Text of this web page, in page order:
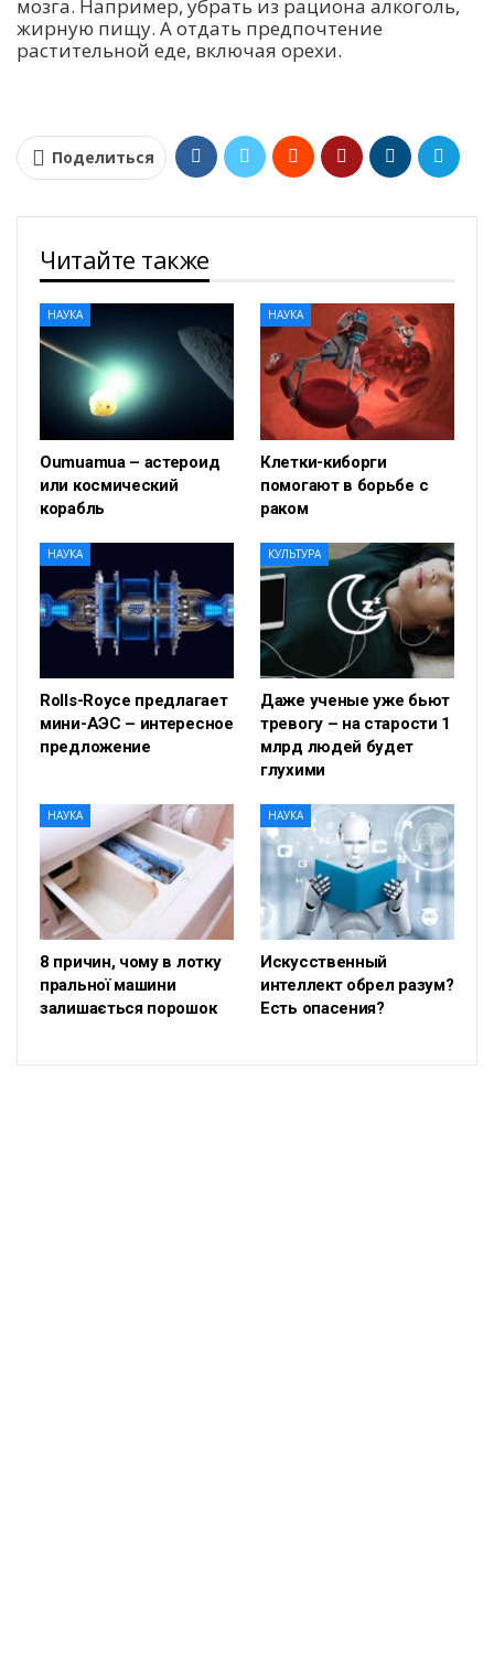
мозга. Например, убрать из рациона алкоголь,
жирную пищу. А отдать предпочтение
растительной еде, включая орехи.
Поделиться
Читайте также
НАУКА
Oumuamua – астероид
или космический
корабль
НАУКА
Клетки-киборги
помогают в борьбе с
раком
НАУКА
Rolls-Royce предлагает
мини-АЭС – интересное
предложение
КУЛЬТУРА
Даже ученые уже бьют
тревогу – на старости 1
млрд людей будет
глухими
НАУКА
8 причин, чому в лотку
пральної машини
залишається порошок
НАУКА
Искусственный
интеллект обрел разум?
Есть опасения?